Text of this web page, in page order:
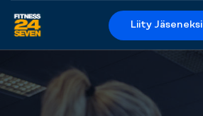
Logo
Liity Jäseneksi